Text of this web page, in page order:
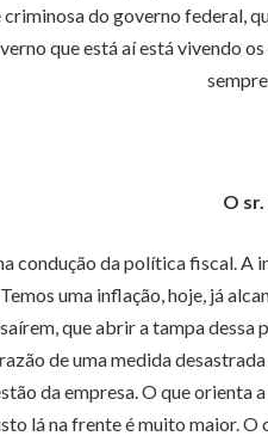
do governo federal,
que está aí está vivendo
O
condução da política fiscal. A
uma inflação, hoje, já
que abrir a tampa
de uma medida
da empresa. O que
lá na frente é muito maior.